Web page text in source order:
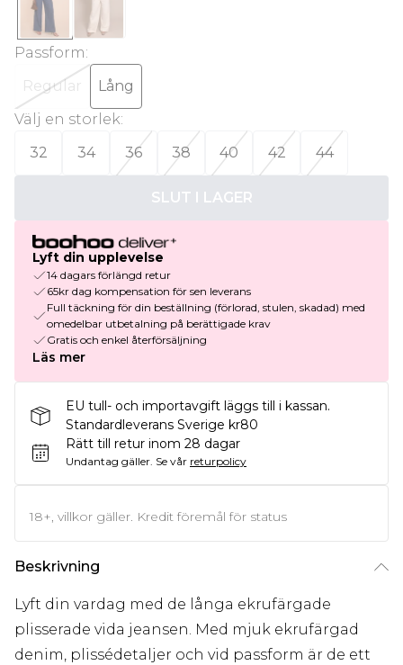
Passform:
Regular
Lång
Välj en storlek:
32
34 36 38 40 42 44
SLUT I LAGER
Lyft din upplevelse
14 dagars förlängd retur
65kr dag kompensation för sen leverans
Full täckning för din beställning (förlorad, stulen, skadad) med
omedelbar utbetalning på berättigade krav
Gratis och enkel återförsäljning
Läs mer
EU tull- och importavgift läggs till i kassan.
Standardleverans Sverige kr80
Rätt till retur inom 28 dagar
Undantag gäller. Se vår returpolicy
18+, villkor gäller. Kredit föremål för status
Beskrivning
Lyft din vardag med de långa ekrufärgade
plisserade vida jeansen. Med mjuk ekrufärgad
denim, plissédetaljer och vid passform är de ett